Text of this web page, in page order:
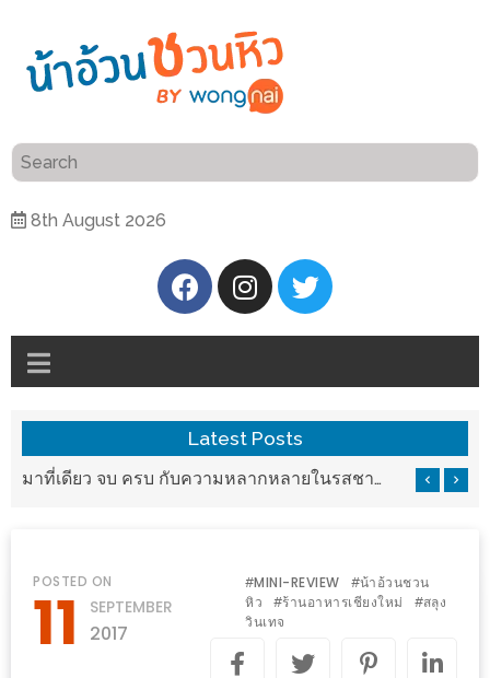
8th August 2026
แนะนำ
อ้วน
ความ
เป็น
ศิริ
ปัน
นาฯ
เชียงใหม่
เล่น
กัน
Latest Posts
มาที่เดียว จบ ครบ กับความหลากหลายในรสชาติที่นำมาจากทั่วเมืองจีนที่ HAN The Chinese Cuisine
POSTED ON
11 SEPTEMBER
2017
#MINI-REVIEW #น้าอ้วนชวน
หิว
#ร้านอาหารเชียงใหม่ #สลุง
วินเทจ